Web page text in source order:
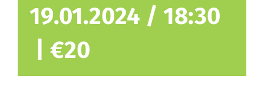
19.01.2024 / 18:30
€20